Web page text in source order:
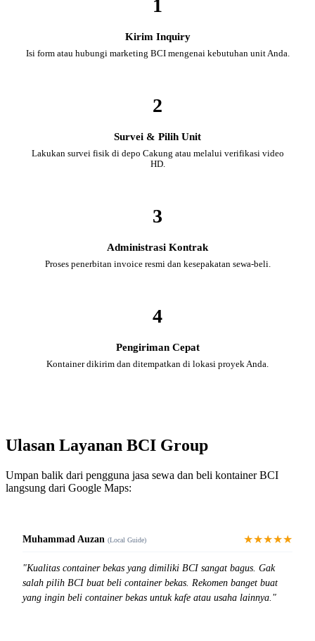
1
Kirim Inquiry
Isi form atau hubungi marketing BCI mengenai kebutuhan unit Anda.
2
Survei & Pilih Unit
Lakukan survei fisik di depo Cakung atau melalui verifikasi video
HD.
3
Administrasi Kontrak
Proses penerbitan invoice resmi dan kesepakatan sewa-beli.
4
Pengiriman Cepat
Kontainer dikirim dan ditempatkan di lokasi proyek Anda.
Ulasan Layanan BCI Group
Umpan balik dari pengguna jasa sewa dan beli kontainer BCI
langsung dari Google Maps:
Muhammad Auzan (Local Guide) ★★★★★
"Kualitas container bekas yang dimiliki BCI sangat bagus. Gak
salah pilih BCI buat beli container bekas. Rekomen banget buat
yang ingin beli container bekas untuk kafe atau usaha lainnya."